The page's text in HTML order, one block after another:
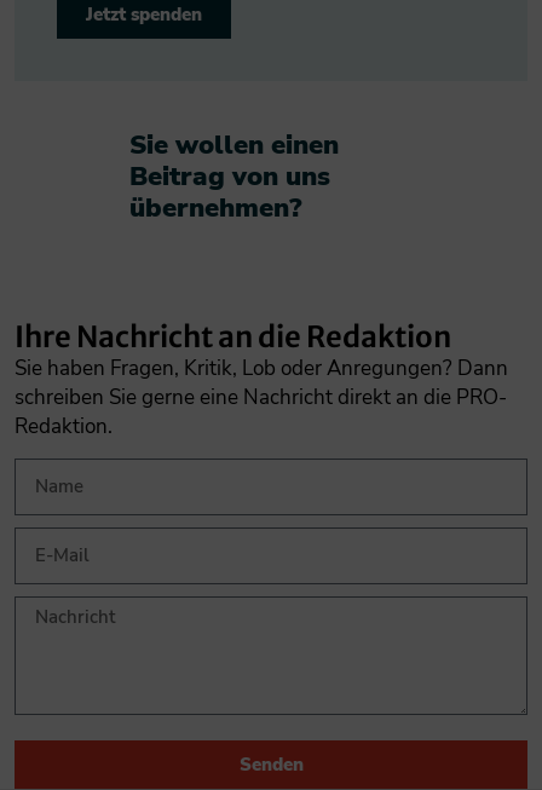
Jetzt spenden
Sie wollen einen
Beitrag von uns
übernehmen?​
Ihre Nachricht an die Redaktion
Sie haben Fragen, Kritik, Lob oder Anregungen? Dann
schreiben Sie gerne eine Nachricht direkt an die PRO-
Redaktion.
Senden